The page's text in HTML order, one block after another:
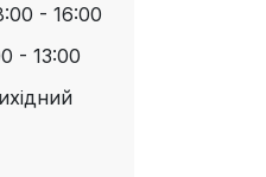
- 16:00
- 13:00